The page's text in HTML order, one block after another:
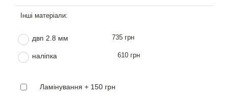
двп 2.8 мм 735 грн
наліпка 610 грн
Ламінування + 150 грн